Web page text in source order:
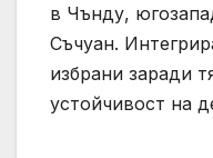
в Чънду,
Съчуан.
избрани заради
устойчивост на